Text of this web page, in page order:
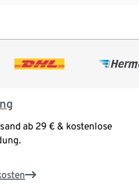
ab 29 € & kostenlose